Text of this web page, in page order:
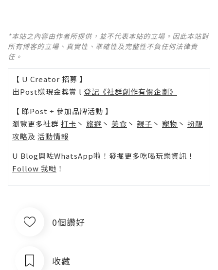
*本站之內容由作者所提供，並不代表本站的立場。因此本站對
所有博客的立場、真實性、準確性及完整性不負任何法律責
任。
【 U Creator 招募 】
出Post賺現金獎賞 l 登記《社群創作有價企劃》
【 睇Post + 參加品牌活動 】
瀏覽更多社群 打卡 丶 旅遊 丶 美食 丶 親子 丶 寵物 丶 扮靚
攻略及 活動情報
U Blog開咗WhatsApp啦！發掘更多吃喝玩樂資訊！
Follow 我哋 ！
0個讚好
收藏